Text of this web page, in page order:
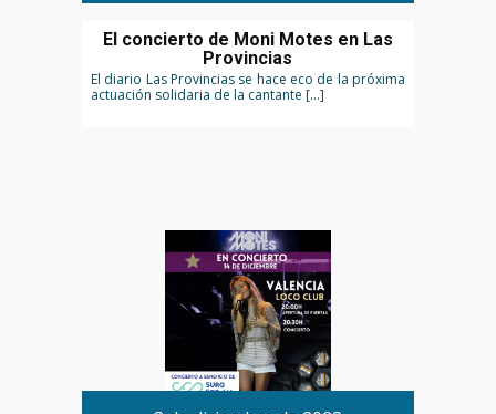
El concierto de Moni Motes en Las
Provincias
El diario Las Provincias se hace eco de la próxima
actuación solidaria de la cantante […]